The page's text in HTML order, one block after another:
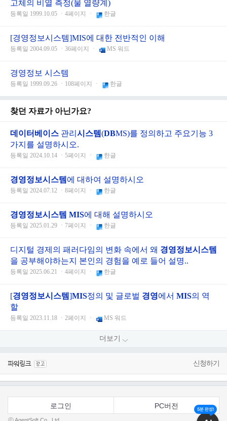
고체의 비열 측정(물 열량계)
등록일 1999.10.05 ㆍ4페이지 ㆍ 한글
[경영정보시스템]MIS에 대한 전반적인 이해
등록일 2004.09.05 ㆍ36페이지 ㆍ MS 워드
경영정보 시스템
등록일 1999.09.26 ㆍ108페이지 ㆍ 한글
찾던 자료가 아닌가요?
데이터 베이스 관리 시스템(DBMS)를 정의하고 주요기능 3
가지를 설명하시오.
등록일 2024.10.14 ㆍ5페이지 ㆍ 한글
경영정보시스템 에 대하여 설명하시오
등록일 2024.07.12 ㆍ8페이지 ㆍ 한글
경영정보시스템 MIS에 대해 설명하시오
등록일 2025.01.29 ㆍ7페이지 ㆍ 한글
디지털 경제의 패러다임의 변화 속에서 왜 경영정보시스템
을 공부해야하는지 본인의 경험을 예로 들어 설명..
등록일 2025.06.21 ㆍ4페이지 ㆍ 한글
[경영정보시스템]MIS정의 및 글로벌 경영에서 MIS의 역
할
등록일 2023.11.18 ㆍ2페이지 ㆍ MS 워드
더보기
신청하기
로그인 PC버전 5분 완성!